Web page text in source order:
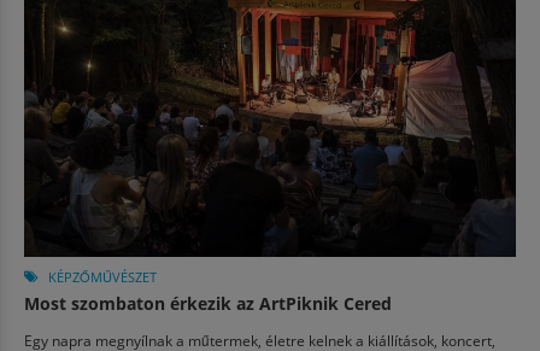
KÉPZŐMŰVÉSZET
Most szombaton érkezik az ArtPiknik Cered
Egy napra megnyílnak a műtermek, életre kelnek a kiállítások, koncert,